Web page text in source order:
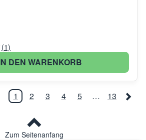
(1)
DEN WARENKORB
1 2 3 4 5 … 13
Zum Seitenanfang